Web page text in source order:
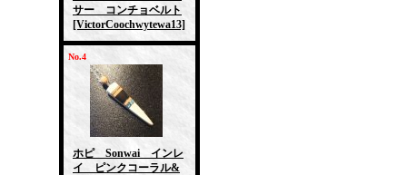
サー コンチョベルト
[VictorCoochwytewa13]
No.4
ホピ Sonwai インレ
イ ピンクコーラル&